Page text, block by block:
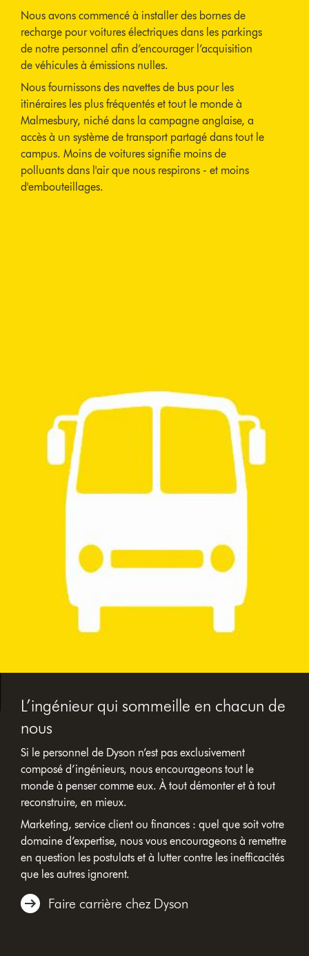
Nous avons commencé à installer des bornes de
recharge pour voitures électriques dans les parkings
de notre personnel afin d’encourager l’acquisition
de véhicules à émissions nulles.
Nous fournissons des navettes de bus pour les
itinéraires les plus fréquentés et tout le monde à
Malmesbury, niché dans la campagne anglaise, a
accès à un système de transport partagé dans tout le
campus. Moins de voitures signifie moins de
polluants dans l'air que nous respirons - et moins
d'embouteillages.
L’ingénieur qui sommeille en chacun de
nous
Si le personnel de Dyson n’est pas exclusivement
composé d’ingénieurs, nous encourageons tout le
monde à penser comme eux. À tout démonter et à tout
reconstruire, en mieux.
Marketing, service client ou finances : quel que soit votre
domaine d’expertise, nous vous encourageons à remettre
en question les postulats et à lutter contre les inefficacités
que les autres ignorent.
Faire carrière chez Dyson